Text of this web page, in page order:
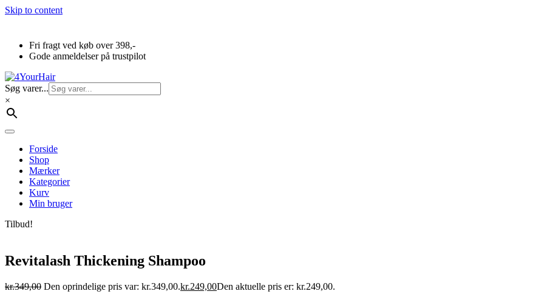
Skip to content
Fri fragt ved køb over 398,-
Gode anmeldelser på trustpilot
Søg varer...
×
Forside
Shop
Mærker
Kategorier
Kurv
Min bruger
Tilbud!
Revitalash Thickening Shampoo
kr.349,00 Den oprindelige pris var: kr.349,00.kr.249,00Den aktuelle pris er: kr.249,00.